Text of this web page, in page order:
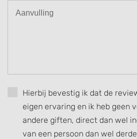
Hierbij bevestig ik dat de
eigen ervaring en ik heb geen
andere giften, direct dan wel
van een persoon dan wel
Use profiles to select personalised
or combinations of data from
sources
Develop and improve services